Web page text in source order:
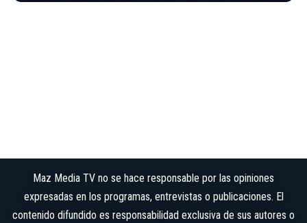
Maz Media TV no se hace responsable por las opiniones
expresadas en los programas, entrevistas o publicaciones. El
contenido difundido es responsabilidad exclusiva de sus autores o